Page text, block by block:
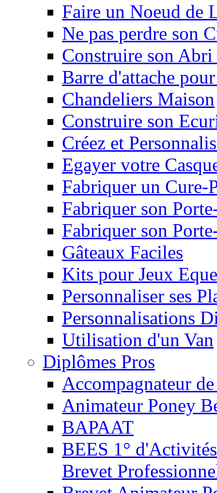
Faire un Noeud de
Ne pas perdre son
Construire son
Barre d'attache
Chandeliers Maison
Construire son
Créez et
Egayer votre
Fabriquer un Cure-
Fabriquer son
Fabriquer son
Gâteaux Faciles
Kits pour Jeux
Personnaliser ses
Personnalisations
Utilisation d'un Van
Diplômes Pros
Accompagnateur
Animateur Poney
BAPAAT
BEES 1°
Brevet